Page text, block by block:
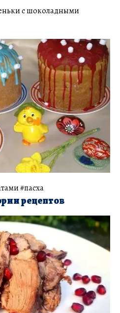
с шоколадными
#пасха
рецептов